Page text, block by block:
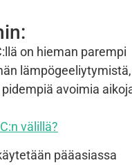
on hieman parempi
lämpögeeliytymistä,
avoimia
välillä?
pääasiassa